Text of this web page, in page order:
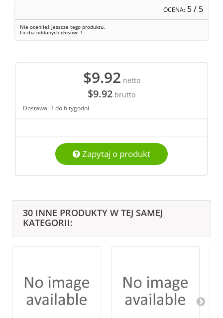
OCENA: 5/ 5
Nie oceniłeś jeszcze tego produktu.
Liczba oddanych głosów: 1
$9.92 netto
$9.92 brutto
Dostawa: 3 do 6 tygodni
Zapytaj o produkt
30 INNE PRODUKTY W TEJ SAMEJ
KATEGORII: